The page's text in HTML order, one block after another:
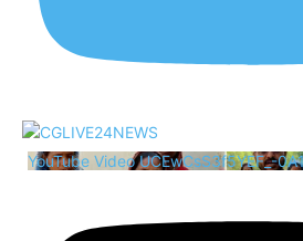
YouTube Video UCEwCsS3f5YEF_-